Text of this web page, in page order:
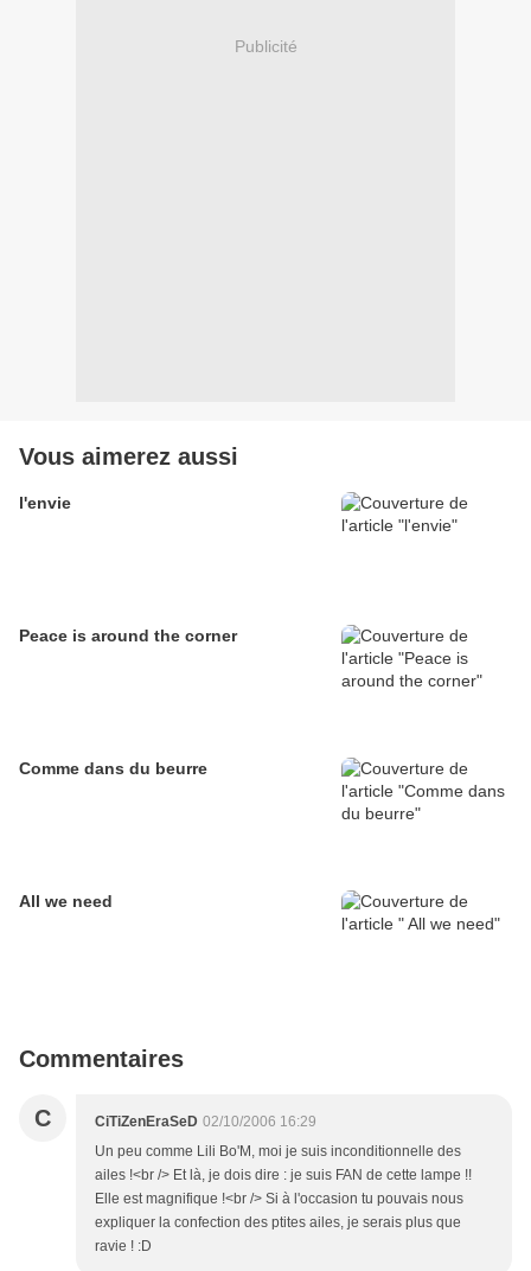
Publicité
Vous aimerez aussi
l'envie
Peace is around the corner
Comme dans du beurre
All we need
Commentaires
C CiTiZenEraSeD 02/10/2006 16:29
Un peu comme Lili Bo'M, moi je suis inconditionnelle des
ailes !<br /> Et là, je dois dire : je suis FAN de cette lampe !!
Elle est magnifique !<br /> Si à l'occasion tu pouvais nous
expliquer la confection des ptites ailes, je serais plus que
ravie ! :D